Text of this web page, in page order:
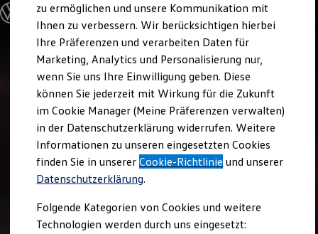
Modelle und Konfigurator
Konfigurator
Modelle vergleichen
Konfiguration laden
Autosuche
Elektroautos
ENERGY Sondermodelle
Nutzfahrzeuge
SUV und CUV
Familienautos
Kombis
Kompaktwagen
Sportwagen
Schnell verfügbare Fahrzeuge
Angebote und Produkte
Aktuelle Angebote
E-Auto-Förderung
Volkswagen Marktplatz
zu ermöglichen und unsere Kommunikation mit
Ihnen zu verbessern. Wir berücksichtigen hierbei
Ihre Präferenzen und verarbeiten Daten für
Marketing, Analytics und Personalisierung nur,
wenn Sie uns Ihre Einwilligung geben. Diese
können Sie jederzeit mit Wirkung für die Zukunft
im Cookie Manager (Meine Präferenzen verwalten)
in der Datenschutzerklärung widerrufen. Weitere
Informationen zu unseren eingesetzten Cookies
finden Sie in unsererCookie-Richtlinie und unserer
Datenschutzerklärung.
Folgende Kategorien von Cookies und weitere
Technologien werden durch uns eingesetzt: